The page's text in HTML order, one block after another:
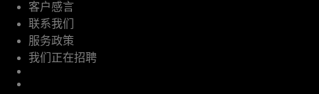
客户感言
联系我们
服务政策
我们正在招聘